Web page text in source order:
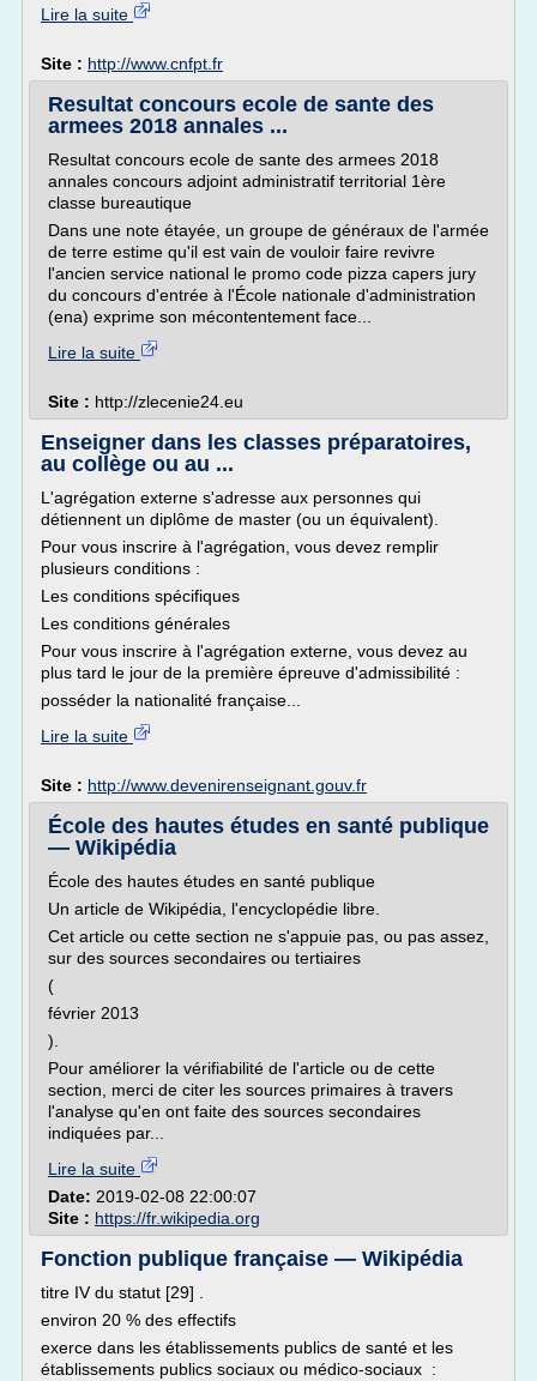
Lire la suite
Site : http://www.cnfpt.fr
Resultat concours ecole de sante des
armees 2018 annales ...
Resultat concours ecole de sante des armees 2018
annales concours adjoint administratif territorial 1ère
classe bureautique
Dans une note étayée, un groupe de généraux de l'armée
de terre estime qu'il est vain de vouloir faire revivre
l'ancien service national le promo code pizza capers jury
du concours d'entrée à l'École nationale d'administration
(ena) exprime son mécontentement face...
Lire la suite
Site : http://zlecenie24.eu
Enseigner dans les classes préparatoires,
au collège ou au ...
L'agrégation externe s'adresse aux personnes qui
détiennent un diplôme de master (ou un équivalent).
Pour vous inscrire à l'agrégation, vous devez remplir
plusieurs conditions :
Les conditions spécifiques
Les conditions générales
Pour vous inscrire à l'agrégation externe, vous devez au
plus tard le jour de la première épreuve d'admissibilité :
posséder la nationalité française...
Lire la suite
Site : http://www.devenirenseignant.gouv.fr
École des hautes études en santé publique
— Wikipédia
École des hautes études en santé publique
Un article de Wikipédia, l'encyclopédie libre.
Cet article ou cette section ne s'appuie pas, ou pas assez,
sur des sources secondaires ou tertiaires
(
février 2013
).
Pour améliorer la vérifiabilité de l'article ou de cette
section, merci de citer les sources primaires à travers
l'analyse qu'en ont faite des sources secondaires
indiquées par...
Lire la suite
Date: 2019-02-08 22:00:07
Site : https://fr.wikipedia.org
Fonction publique française — Wikipédia
titre IV du statut [29] .
environ 20 % des effectifs
exerce dans les établissements publics de santé et les
établissements publics sociaux ou médico-sociaux :